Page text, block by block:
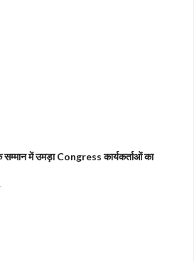
में उमड़ा Congress कार्यकर्ताओं का